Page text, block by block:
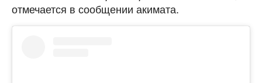
отмечается в сообщении акимата.